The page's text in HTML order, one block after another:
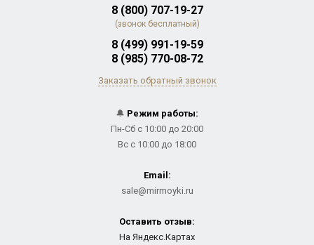
8 (800) 707-19-27
(звонок бесплатный)
8 (499) 991-19-59
8 (985) 770-08-72
Заказать обратный звонок
🔔 Режим работы:
Пн-Сб с 10:00 до 20:00
Вс с 10:00 до 18:00
Email:
sale@mirmoyki.ru
Оставить отзыв:
На Яндекс.Картах